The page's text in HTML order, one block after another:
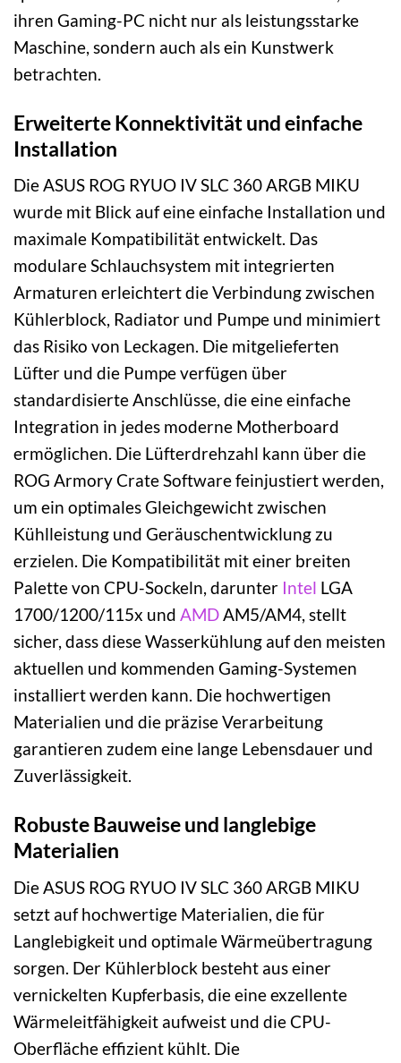
ihren Gaming-PC nicht nur als leistungsstarke
Maschine, sondern auch als ein Kunstwerk
betrachten.
Erweiterte Konnektivität und einfache
Installation
Die ASUS ROG RYUO IV SLC 360 ARGB MIKU
wurde mit Blick auf eine einfache Installation und
maximale Kompatibilität entwickelt. Das
modulare Schlauchsystem mit integrierten
Armaturen erleichtert die Verbindung zwischen
Kühlerblock, Radiator und Pumpe und minimiert
das Risiko von Leckagen. Die mitgelieferten
Lüfter und die Pumpe verfügen über
standardisierte Anschlüsse, die eine einfache
Integration in jedes moderne Motherboard
ermöglichen. Die Lüfterdrehzahl kann über die
ROG Armory Crate Software feinjustiert werden,
um ein optimales Gleichgewicht zwischen
Kühlleistung und Geräuschentwicklung zu
erzielen. Die Kompatibilität mit einer breiten
Palette von CPU-Sockeln, darunter Intel LGA
1700/1200/115x und AMDAM5/AM4, stellt
sicher, dass diese Wasserkühlung auf den meisten
aktuellen und kommenden Gaming-Systemen
installiert werden kann. Die hochwertigen
Materialien und die präzise Verarbeitung
garantieren zudem eine lange Lebensdauer und
Zuverlässigkeit.
Robuste Bauweise und langlebige
Materialien
Die ASUS ROG RYUO IV SLC 360 ARGB MIKU
setzt auf hochwertige Materialien, die für
Langlebigkeit und optimale Wärmeübertragung
sorgen. Der Kühlerblock besteht aus einer
vernickelten Kupferbasis, die eine exzellente
Wärmeleitfähigkeit aufweist und die CPU-
Oberfläche effizient kühlt. Die